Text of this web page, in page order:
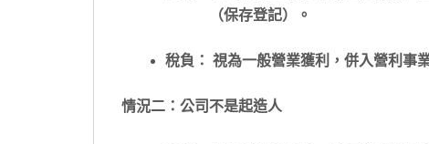
（保存登記）。
稅負： 視為一般營業獲利，併入營利事
情況二：公司不是起造人